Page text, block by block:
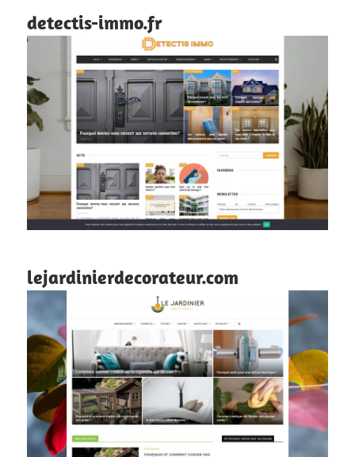
detectis-immo.fr
lejardinierdecorateur.com